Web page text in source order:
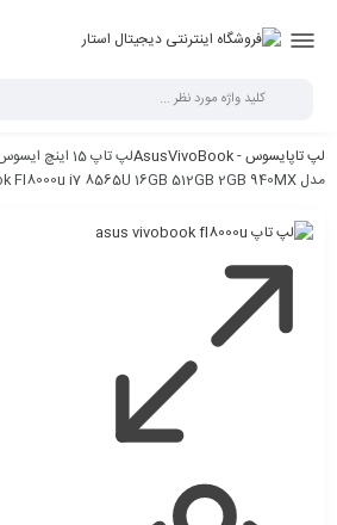
لپ تاپایسوس - AsusVivoBook
مدل Asus Vivobook Fl8000u i7 8565U 16GB 512GB 2GB 940MX